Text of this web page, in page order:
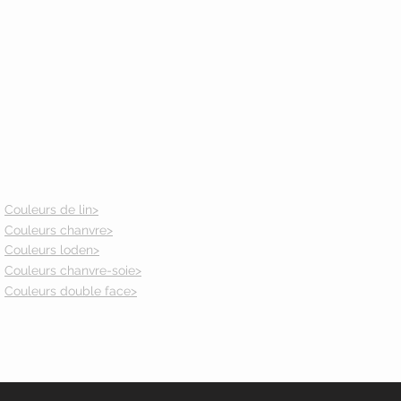
Couleurs de lin>
Couleurs chanvre>
Couleurs loden>
Couleurs chanvre-soie>
Couleurs double face>